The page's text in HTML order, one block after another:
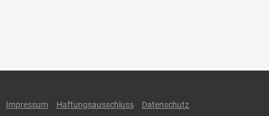
Impressum Haftungsausschluss Datenschutz